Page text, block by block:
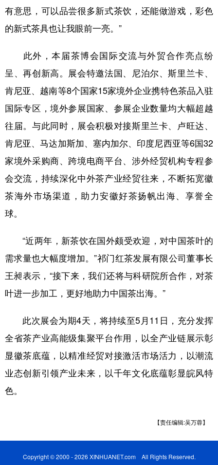
有意思，可以品尝很多新式茶饮，还能做游戏，彩色
的新式茶具也让我眼前一亮。”
此外，本届茶博会国际交流与外贸合作亮点纷
呈、再创新高。展会特邀法国、尼泊尔、斯里兰卡、
肯尼亚、越南等8个国家15家境外企业携特色茶品入驻
国际专区，境外参展国家、参展企业数量均大幅超越
往届。与此同时，展会积极对接斯里兰卡、卢旺达、
肯尼亚、马达加斯加、塞内加尔、印度尼西亚等6国32
家境外采购商、跨境电商平台、涉外经贸机构专程参
会交流，持续深化中外茶产业经贸往来，不断拓宽徽
茶海外市场渠道，助力安徽好茶扬帆出海、享誉全
球。
“近两年，新茶饮在国外颇受欢迎，对中国茶叶的
需求量也大幅度增加。”祁门红茶发展有限公司董事长
王昶表示，“接下来，我们还将与科研院所合作，对茶
叶进一步加工，更好地助力中国茶出海。”
此次展会为期4天，将持续至5月11日，充分发挥
全省茶产业高能级集聚平台作用，以全产业链展示彰
显徽茶底蕴，以精准经贸对接激活市场活力，以潮流
业态创新引领产业未来，以千年文化底蕴彰显皖风特
色。
【责任编辑:吴万蓉】
Copyright © 2000 - 2026 XINHUANET.com All Rights Reserved.